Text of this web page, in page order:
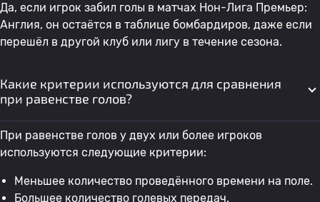
Да, если игрок забил голы в матчах Нон-Лига Премьер:
Англия, он остаётся в таблице бомбардиров, даже если
перешёл в другой клуб или лигу в течение сезона.
Какие критерии используются для сравнения
при равенстве голов?
При равенстве голов у двух или более игроков
используются следующие критерии:
Меньшее количество проведённого времени на поле.
Большее количество голевых передач.